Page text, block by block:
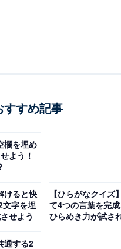
る香り高い飲料のブランド
ゆとりがない世の中の状態
すすめ記事
欄を埋め
よう！
けると快
文字を埋
せよう
【ひらがなクイズ
て4つの言葉を完成
ひらめき力が試さ
通する2